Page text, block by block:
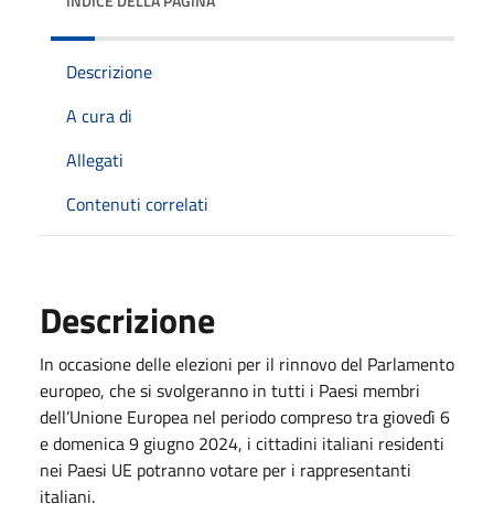
Descrizione
A cura di
Allegati
Contenuti correlati
Descrizione
In occasione delle elezioni per il rinnovo del Parlamento
europeo, che si svolgeranno in tutti i Paesi membri
dell’Unione Europea nel periodo compreso tra giovedì 6
e domenica 9 giugno 2024, i cittadini italiani residenti
nei Paesi UE potranno votare per i rappresentanti
italiani.